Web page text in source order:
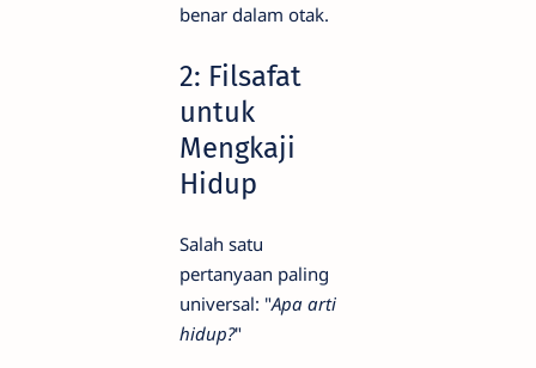
benar dalam otak.
2: Filsafat
untuk
Mengkaji
Hidup
Salah satu
pertanyaan paling
universal: "Apa arti
hidup?"